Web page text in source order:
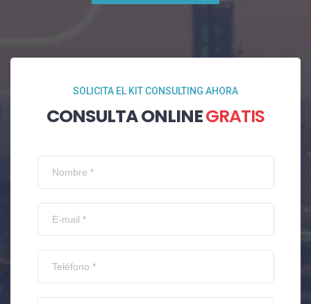
SOLICITA EL KIT CONSULTING AHORA
CONSULTA ONLINEGRATIS